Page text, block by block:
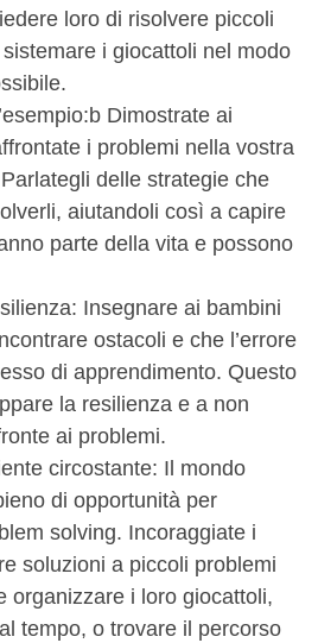
loro di risolvere piccoli
i giocattoli nel modo
Dimostrate ai
i problemi nella vostra
delle strategie che
aiutandoli così a capire
parte della vita e possono
Insegnare ai bambini
ostacoli e che l’errore
di apprendimento. Questo
la resilienza e a non
ai problemi.
circostante: Il mondo
di opportunità per
solving. Incoraggiate i
soluzioni a piccoli problemi
organizzare i loro giocattoli,
tempo, o trovare il percorso